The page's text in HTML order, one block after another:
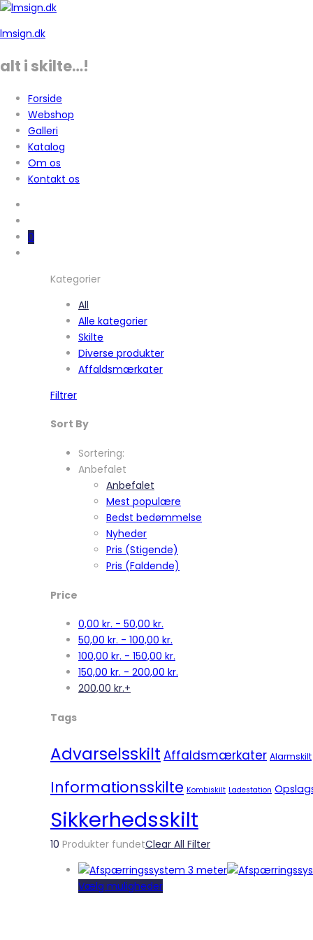
lmsign.dk
alt i skilte…!
Forside
Webshop
Galleri
Katalog
Om os
Kontakt os
0
Kategorier
All
Alle kategorier
Skilte
Diverse produkter
Affaldsmærkater
Filtrer
Sort By
Sortering:
Anbefalet
Anbefalet
Mest populære
Bedst bedømmelse
Nyheder
Pris (Stigende)
Pris (Faldende)
Price
0,00 kr. - 50,00 kr.
50,00 kr. - 100,00 kr.
100,00 kr. - 150,00 kr.
150,00 kr. - 200,00 kr.
200,00 kr.+
Tags
Advarselsskilt Affaldsmærkater Alarmskilt
Informationsskilte Kombiskilt Ladestation
Sikkerhedsskilt
10 Produkter fundetClear All Filter
Vælg mulighederDette